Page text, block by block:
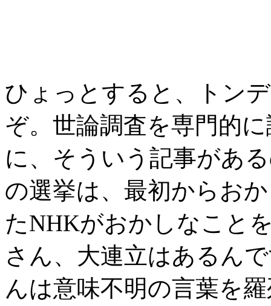
ひょっとすると、トン
ぞ。世論調査を専門的
に、そういう記事があ
の選挙は、最初からお
たNHKがおかしなこと
さん、大連立はあるん
んは意味不明の言葉を